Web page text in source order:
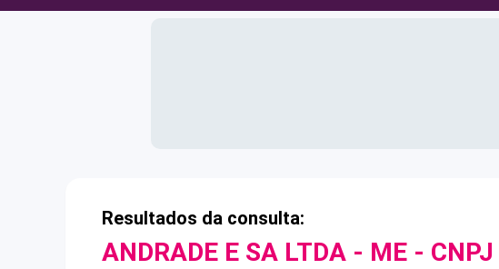
Resultados da consulta:
ANDRADE E SA LTDA - ME - CNPJ